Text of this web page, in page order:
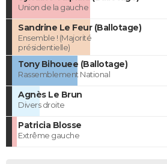
Union de la gauche
Sandrine Le Feur (Ballotage)
Ensemble ! (Majorité
présidentielle)
Tony Bihouee (Ballotage)
Rassemblement National
Agnès Le Brun
Divers droite
Patricia Blosse
Extrême gauche